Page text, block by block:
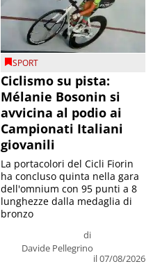
SPORT
Ciclismo su pista:
Mélanie Bosonin si
avvicina al podio ai
Campionati Italiani
giovanili
di
Davide Pellegrino
il 07/08/2026
La portacolori del Cicli Fiorin
ha concluso quinta nella gara
dell'omnium con 95 punti a 8
lunghezze dalla medaglia di
bronzo